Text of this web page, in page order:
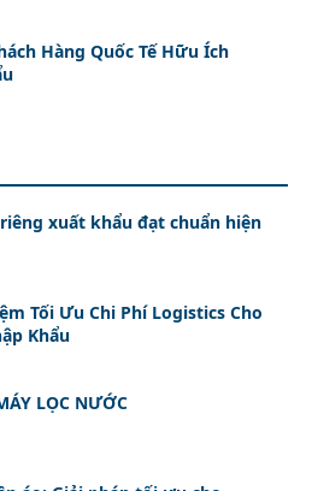
Hàng Quốc Tế Hữu Ích
xuất khẩu đạt chuẩn hiện
Tối Ưu Chi Phí Logistics Cho
Khẩu
LỌC NƯỚC